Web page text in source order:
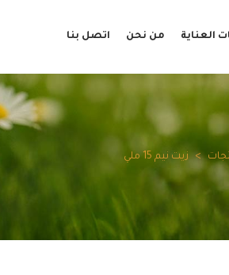
العناية من نحن اتصل بنا
> زيت نيم 15 ملي